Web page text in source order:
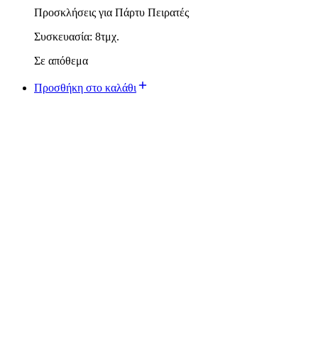
Προσκλήσεις για Πάρτυ Πειρατές
Συσκευασία: 8τμχ.
Σε απόθεμα
Προσθήκη στο καλάθι